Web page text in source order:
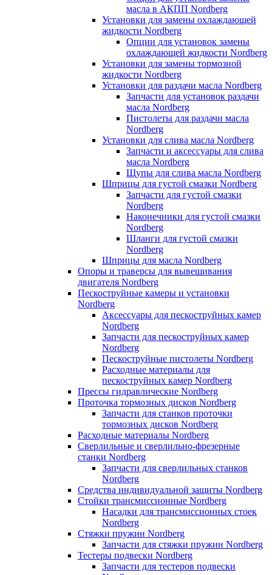
масла в АКПП Nordberg
Установки для замены охлаждающей
жидкости Nordberg
Опции для установок замены
охлаждающей жидкости Nordberg
Установки для замены тормозной
жидкости Nordberg
Установки для раздачи масла Nordberg
Запчасти для установок раздачи
масла Nordberg
Пистолеты для раздачи масла
Nordberg
Установки для слива масла Nordberg
Запчасти и аксессуары для слива
масла Nordberg
Щупы для слива масла Nordberg
Шприцы для густой смазки Nordberg
Запчасти для густой смазки
Nordberg
Наконечники для густой смазки
Nordberg
Шланги для густой смазки
Nordberg
Шприцы для масла Nordberg
Опоры и траверсы для вывешивания
двигателя Nordberg
Пескоструйные камеры и установки
Nordberg
Аксессуары для пескоструйных камер
Nordberg
Запчасти для пескоструйных камер
Nordberg
Пескоструйные пистолеты Nordberg
Расходные материалы для
пескоструйных камер Nordberg
Прессы гидравлические Nordberg
Проточка тормозных дисков Nordberg
Запчасти для станков проточки
тормозных дисков Nordberg
Расходные материалы Nordberg
Сверлильные и сверлильно-фрезерные
станки Nordberg
Запчасти для сверлильных станков
Nordberg
Средства индивидуальной защиты Nordberg
Стойки трансмиссионные Nordberg
Насадки для трансмиссионных стоек
Nordberg
Стяжки пружин Nordberg
Запчасти для стяжки пружин Nordberg
Тестеры подвески Nordberg
Запчасти для тестеров подвески